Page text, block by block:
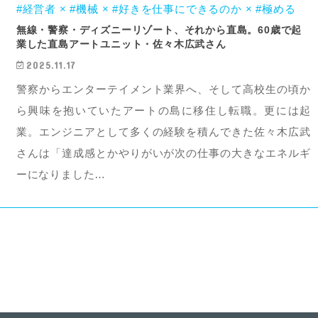
#経営者 × #機械 × #好きを仕事にできるのか × #極める
無線・警察・ディズニーリゾート、それから直島。60歳で起
業した直島アートユニット・佐々木広武さん
2025.11.17
警察からエンターテイメント業界へ、そして高校生の頃か
ら興味を抱いていたアートの島に移住し転職。更には起
業。エンジニアとして多くの経験を積んできた佐々木広武
さんは「達成感とかやりがいが次の仕事の大きなエネルギ
ーになりました…